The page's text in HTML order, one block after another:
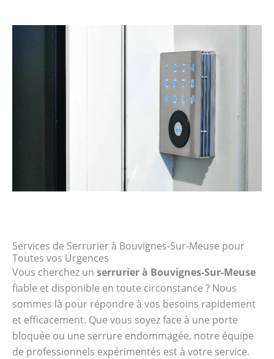
Services de Serrurier à Bouvignes-Sur-Meuse pour
Toutes vos Urgences
Vous cherchez un serrurier à Bouvignes-Sur-Meuse
fiable et disponible en toute circonstance ? Nous
sommes là pour répondre à vos besoins rapidement
et efficacement. Que vous soyez face à une porte
bloquée ou une serrure endommagée, notre équipe
de professionnels expérimentés est à votre service.